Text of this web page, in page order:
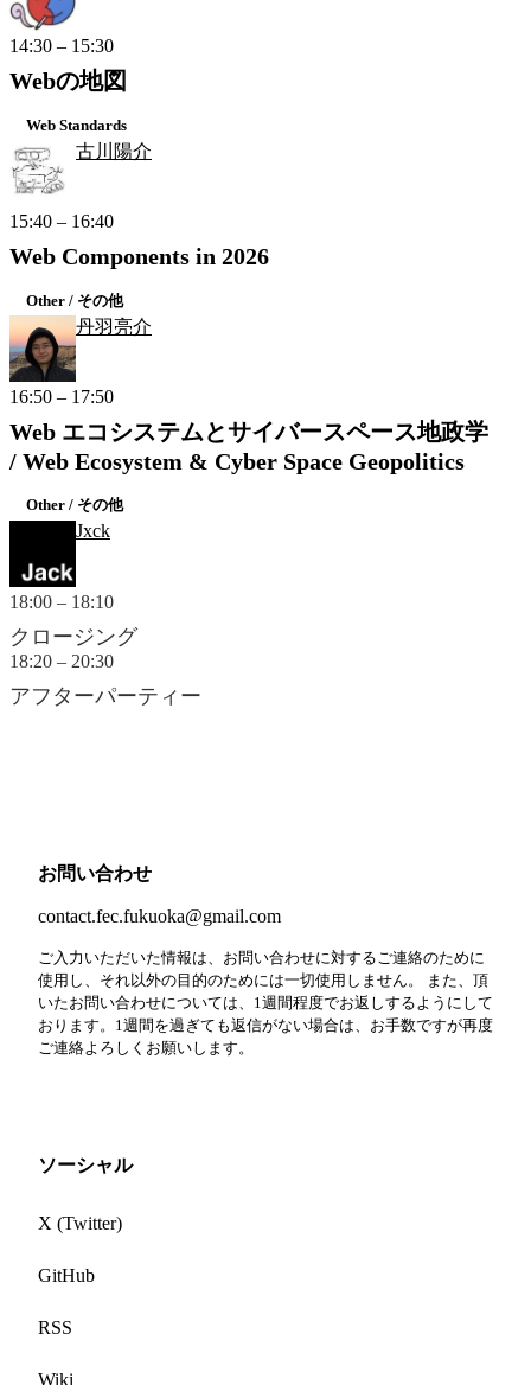
14:30 – 15:30
Webの地図
Web Standards
古川陽介
15:40 – 16:40
Web Components in 2026
Other / その他
丹羽亮介
16:50 – 17:50
Web エコシステムとサイバースペース地政学
/ Web Ecosystem & Cyber Space Geopolitics
Other / その他
Jxck
18:00 – 18:10
クロージング
18:20 – 20:30
アフターパーティー
お問い合わせ
contact.fec.fukuoka@gmail.com
ご入力いただいた情報は、お問い合わせに対するご連絡のために
使用し、それ以外の目的のためには一切使用しません。 また、頂
いたお問い合わせについては、1週間程度でお返しするようにして
おります。1週間を過ぎても返信がない場合は、お手数ですが再度
ご連絡よろしくお願いします。
ソーシャル
X (Twitter)
GitHub
RSS
Wiki